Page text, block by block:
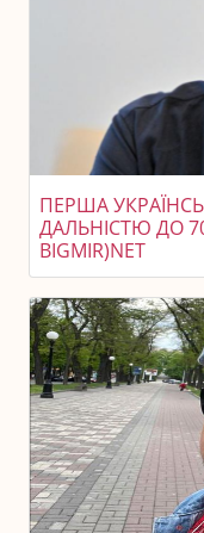
ПЕРША
ДАЛЬНІСТЮ ДО
BIGMIR)NET